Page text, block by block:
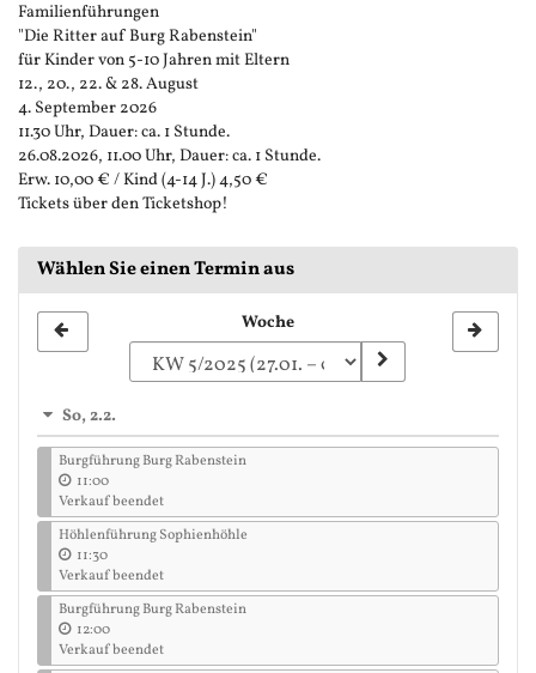
Familienführungen
"Die Ritter auf Burg Rabenstein"
für Kinder von 5-10 Jahren mit Eltern
12., 20., 22. & 28. August
4. September 2026
11.30 Uhr, Dauer: ca. 1 Stunde.
26.08.2026, 11.00 Uhr, Dauer: ca. 1 Stunde.
Erw. 10,00 € / Kind (4-14 J.) 4,50 €
Tickets über den Ticketshop!
Wählen Sie einen Termin aus
zur
auswählen
Woche
So, 2.2.
Burgführung Burg Rabenstein
11:00
Verkauf beendet
Höhlenführung Sophienhöhle
11:30
Verkauf beendet
Burgführung Burg Rabenstein
12:00
Verkauf beendet